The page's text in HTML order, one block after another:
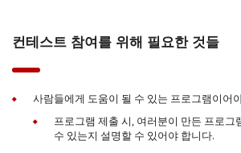
컨테스트 참여를 위해 필요한 것들
사람들에게 도움이 될 수 있는 프로그램이어
프로그램 제출 시, 여러분이 만든 프로그
수 있는지 설명할 수 있어야 합니다.